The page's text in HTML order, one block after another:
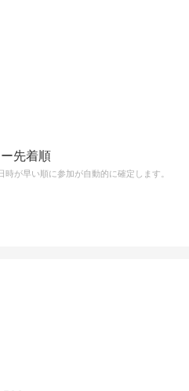
先着順
が早い順に参加が自動的に確定します。